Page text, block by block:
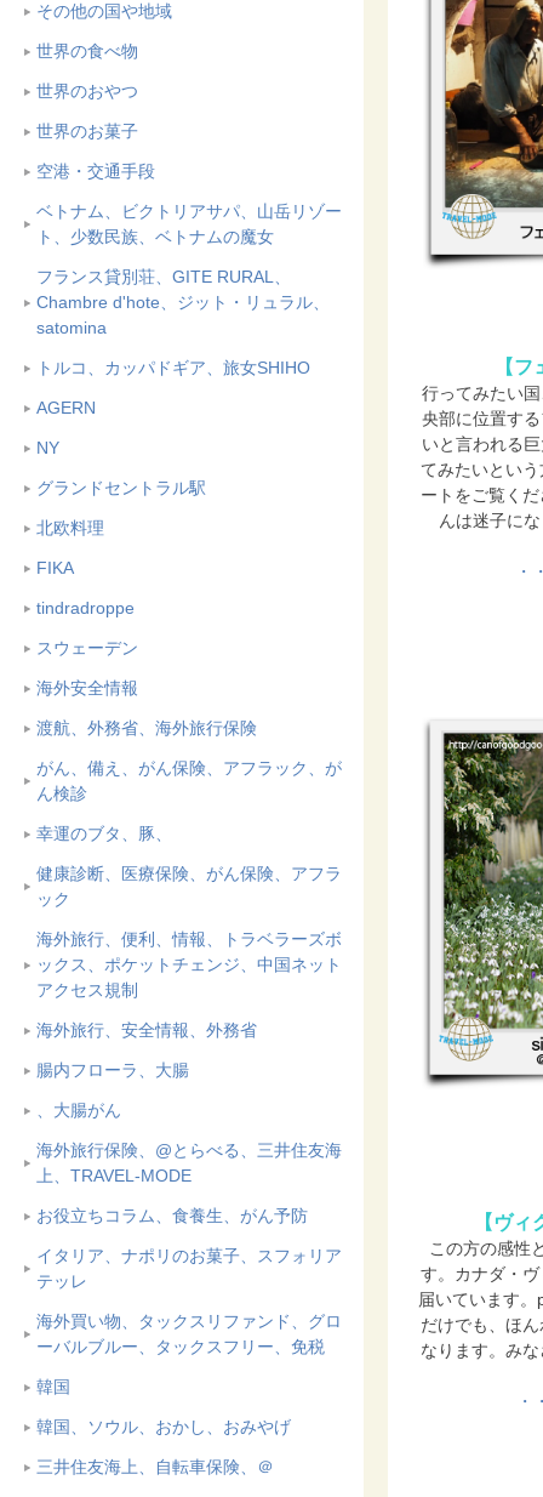
その他の国や地域
世界の食べ物
世界のおやつ
世界のお菓子
空港・交通手段
ベトナム、ビクトリアサパ、山岳リゾー
ト、少数民族、ベトナムの魔女
フランス貸別荘、GITE RURAL、
Chambre d'hote、ジット・リュラル、
satomina
トルコ、カッパドギア、旅女SHIHO
AGERN
NY
グランドセントラル駅
北欧料理
FIKA
tindradroppe
スウェーデン
海外安全情報
渡航、外務省、海外旅行保険
がん、備え、がん保険、アフラック、が
ん検診
幸運のブタ、豚、
健康診断、医療保険、がん保険、アフラ
ック
海外旅行、便利、情報、トラベラーズボ
ックス、ポケットチェンジ、中国ネット
アクセス規制
海外旅行、安全情報、外務省
腸内フローラ、大腸
、大腸がん
海外旅行保険、@とらべる、三井住友海
上、TRAVEL-MODE
お役立ちコラム、食養生、がん予防
イタリア、ナポリのお菓子、スフォリア
テッレ
海外買い物、タックスリファンド、グロ
ーバルブルー、タックスフリー、免税
韓国
韓国、ソウル、おかし、おみやげ
三井住友海上、自転車保険、＠
【
行ってみたい
央部に位置す
いと言われる
てみたいとい
ートをご覧く
んは迷子に
・
【ヴ
この方の感性
す。カナダ・
届いています
だけでも、ほ
なります。み
・